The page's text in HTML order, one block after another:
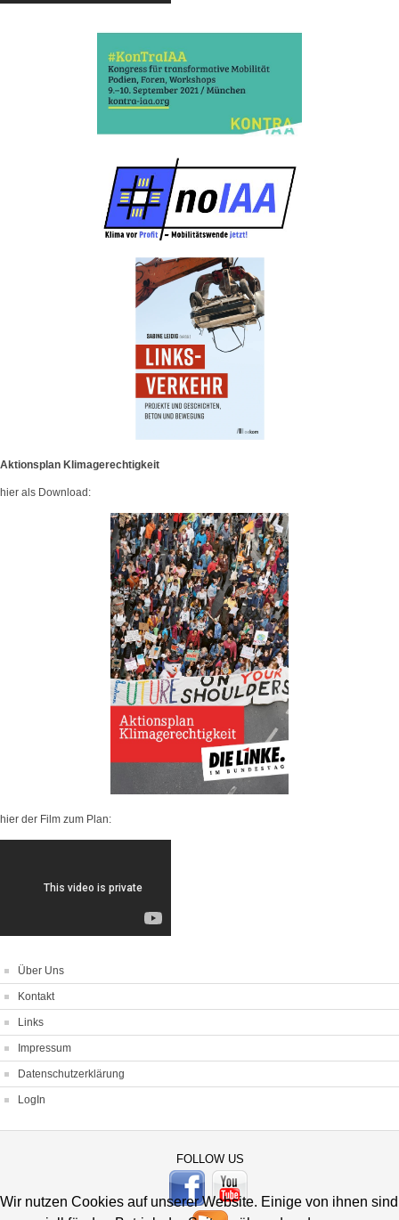
Aktionsplan Klimagerechtigkeit
hier als Download:
hier der Film zum Plan:
Über Uns
Kontakt
Links
Impressum
Datenschutzerklärung
LogIn
FOLLOW US
Wir nutzen Cookies auf unserer Website. Einige von ihnen sind